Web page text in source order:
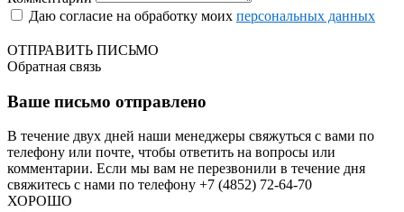
Даю согласие на обработку моих персональных данных
ОТПРАВИТЬ ПИСЬМО
Обратная связь
Ваше письмо отправлено
В течение двух дней наши менеджеры свяжуться с вами по
телефону или почте, чтобы ответить на вопросы или
комментарии. Если мы вам не перезвонили в течение дня
свяжитесь с нами по телефону +7 (4852) 72-64-70
ХОРОШО